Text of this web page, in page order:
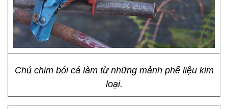
Chú chim bói cá làm từ những mảnh phế liệu kim
loại.